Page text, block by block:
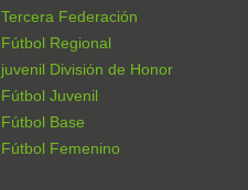
Tercera Federación
Fútbol Regional
juvenil División de Honor
Fútbol Juvenil
Fútbol Base
Fútbol Femenino